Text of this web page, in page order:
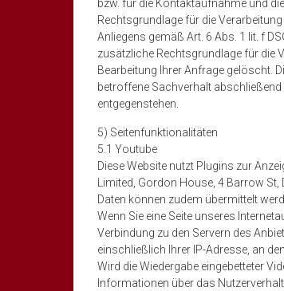
bzw. für die Kontaktaufnahme und
Rechtsgrundlage für die
Anliegens gemäß Art. 6 Abs. 1 lit. f
zusätzliche Rechtsgrundlage für die
Bearbeitung Ihrer Anfrage gelöscht.
betroffene Sachverhalt
entgegenstehen.
5) Seitenfunktionalitäten
5.1 Youtube
Diese Website nutzt Plugins zur
Limited, Gordon House, 4 Barrow St,
Daten können zudem übermittelt
Wenn Sie eine Seite unseres
Verbindung zu den Servern des
einschließlich Ihrer IP-Adresse, an
Wird die Wiedergabe eingebetteter
Informationen über das